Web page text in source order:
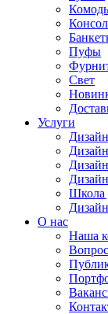
Пуфы
Свет
Услуги
Школа
О нас
Наша